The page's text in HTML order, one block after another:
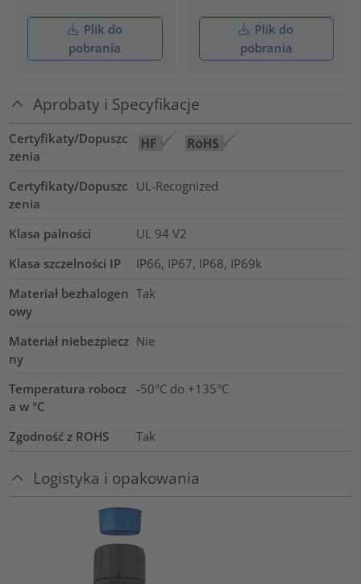
Plik do
pobrania
Plik do
pobrania
Aprobaty i Specyfikacje
Certyfikaty/Dopuszc
zenia
Certyfikaty/Dopuszc
zenia
UL-Recognized
Klasa palności
UL 94 V2
Klasa szczelności IP
IP66, IP67, IP68, IP69k
Materiał bezhalogen
owy
Tak
Materiał niebezpiecz
ny
Nie
Temperatura robocz
a w °C
-50°C do +135°C
Zgodność z ROHS Tak
Logistyka i opakowania